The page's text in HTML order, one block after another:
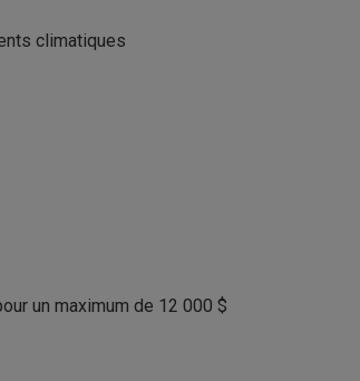
climatiques
un maximum de 12 000 $